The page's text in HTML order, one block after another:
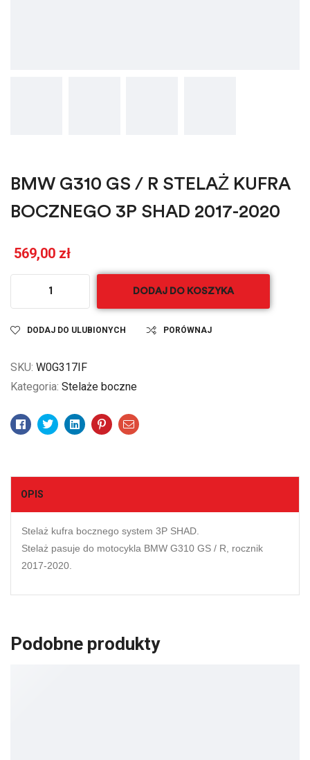
BMW G310 GS / R STELAŻ KUFRA
BOCZNEGO 3P SHAD 2017-2020
569,00 zł
DODAJ DO KOSZYKA
DODAJ DO ULUBIONYCH PORÓWNAJ
SKU: W0G317IF
Kategoria: Stelaże boczne
Facebook
TwitterLinkedinPinterestEmail
OPIS
Stelaż kufra bocznego system 3P SHAD.
Stelaż pasuje do motocykla BMW G310 GS / R, rocznik
2017-2020.
Podobne produkty